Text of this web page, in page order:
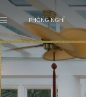
PHÒNG NGHỈ